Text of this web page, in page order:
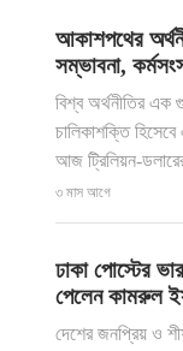
আকাশপথের
সম্ভাবনা,
বিশ্ব অর্থনীতির এক
চালিকাশক্তি
আজ ট্রিলিয়ন-
৩ মাস আগে
ঢাকা পোস্টের
পেলেন কামরুল
দেশের জনপ্রিয় ও